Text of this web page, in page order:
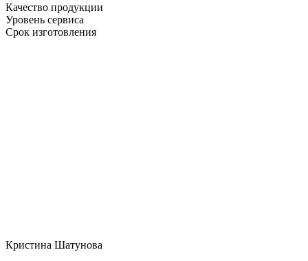
Качество продукции
Уровень сервиса
Срок изготовления
Кристина Шатунова